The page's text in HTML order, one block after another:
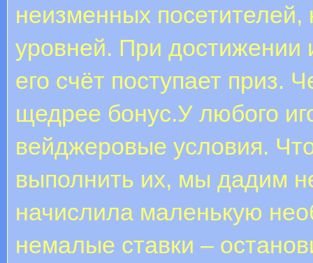
неизменных посетителей,
уровней. При достижении
его счёт поступает
щедрее бонус.У любого
вейджеровые условия.
выполнить их, мы дадим
начислила маленькую
немалые ставки –